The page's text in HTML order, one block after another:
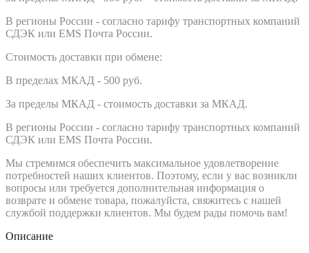
В регионы России - согласно тарифу транспортных компаний
СДЭК или EMS Почта России.
Стоимость доставки при обмене:
В пределах МКАД - 500 руб.
За пределы МКАД - стоимость доставки за МКАД.
В регионы России - согласно тарифу транспортных компаний
СДЭК или EMS Почта России.
Мы стремимся обеспечить максимальное удовлетворение
потребностей наших клиентов. Поэтому, если у вас возникли
вопросы или требуется дополнительная информация о
возврате и обмене товара, пожалуйста, свяжитесь с нашей
службой поддержки клиентов. Мы будем рады помочь вам!
Описание